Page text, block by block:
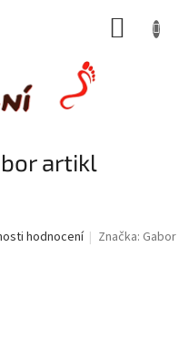
artikl
hodnocení Značka: Gabor